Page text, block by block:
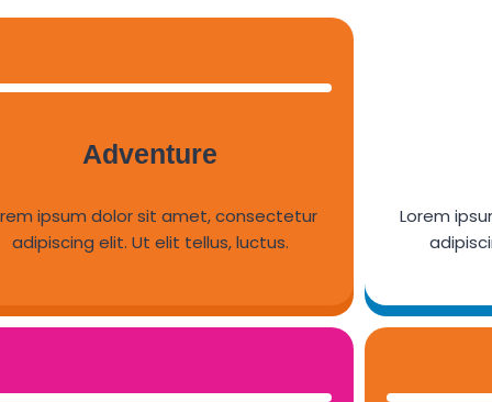
Adventure
ipsum dolor sit amet, consectetur
adipiscing elit. Ut elit tellus, luctus.
Lorem